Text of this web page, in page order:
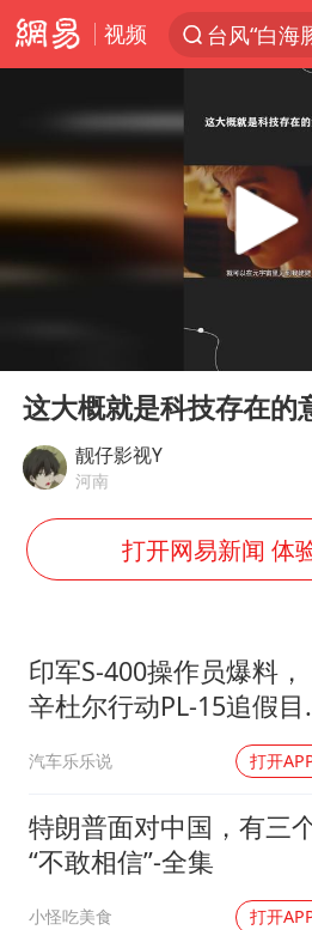
视频
台风“白海
探寻“技能
印度暴发
“事业单位
你常吃的
李嫣近照曝
Play
这大概就是科技存在的
靓仔影视Y
河南
打开网易新闻 体
印军S-400操作员爆料，
辛杜尔行动PL-15追假目
标，动能丧失坠印境
汽车乐乐说 打开
特朗普面对中国，有三
“不敢相信”-全集
小怪吃美食 打开